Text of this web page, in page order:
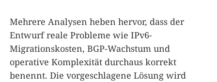
Mehrere Analysen heben hervor, dass der
Entwurf reale Probleme wie IPv6-
Migrationskosten, BGP-Wachstum und
operative Komplexität durchaus korrekt
benennt. Die vorgeschlagene Lösung wird